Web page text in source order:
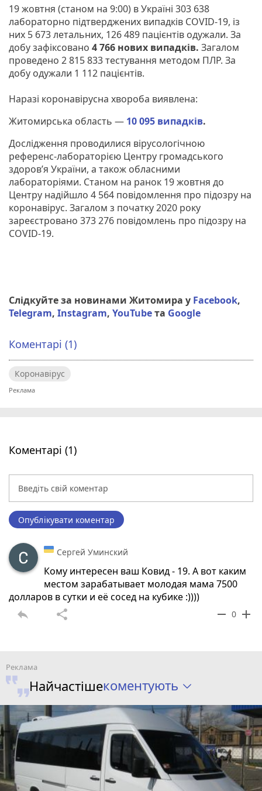
19 жовтня (станом на 9:00) в Україні 303 638
лабораторно підтверджених випадків COVID-19, із
них 5 673 летальних, 126 489 пацієнтів одужали. За
добу зафіксовано 4 766 нових випадків. Загалом
проведено 2 815 833 тестування методом ПЛР. За
добу одужали 1 112 пацієнтів.
Наразі коронавірусна хвороба виявлена:
Житомирська область — 10 095 випадків.
Дослідження проводилися вірусологічною
референс-лабораторією Центру громадського
здоров’я України, а також обласними
лабораторіями. Станом на ранок 19 жовтня до
Центру надійшло 4 564 повідомлення про підозру на
коронавірус. Загалом з початку 2020 року
зареєстровано 373 276 повідомлень про підозру на
COVID-19.
Слідкуйте за новинами Житомира у Facebook,
Telegram, Instagram, YouTubeта Google
Коментарі (1)
Коронавірус
Коментарі (1)
Опублікувати коментар
Сергей Уминский
Кому интересен ваш Ковид - 19. А вот каким
местом зарабатывает молодая мама 7500
долларов в сутки и её сосед на кубике :))))
reply share remove 0 add
Найчастішекоментують